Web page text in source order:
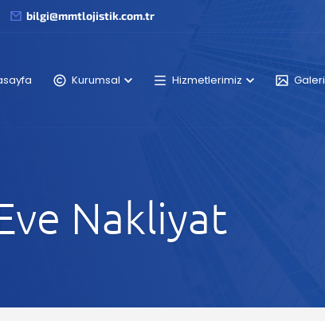
bilgi@mmtlojistik.com.tr
Kurumsal Hizmetlerimiz Galeri
Nakliyat